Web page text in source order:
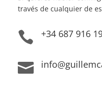
través de cualquier de
 +34 687 916
